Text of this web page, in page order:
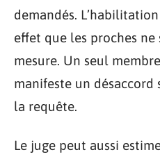
demandés.
effet que les proches ne
mesure. Un seul
manifeste un
la requête.
Le juge peut aussi